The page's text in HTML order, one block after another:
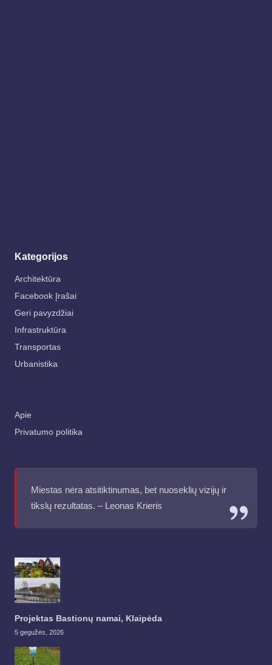
Kategorijos
Architektūra
Facebook Įrašai
Geri pavyzdžiai
Infrastruktūra
Transportas
Urbanistika
Apie
Privatumo politika
Miestas nėra atsitiktinumas, bet nuoseklių vizijų ir
tikslų rezultatas. – Leonas Krieris
Projektas Bastionų namai, Klaipėda
5 gegužės, 2026